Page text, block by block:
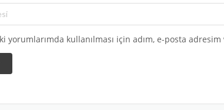
yorumlarımda kullanılması için adım, e-posta